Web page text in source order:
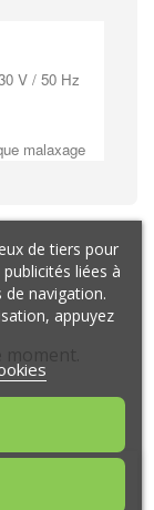
V / 50 Hz
malaxage
de tiers pour
liées à
navigation.
appuyez